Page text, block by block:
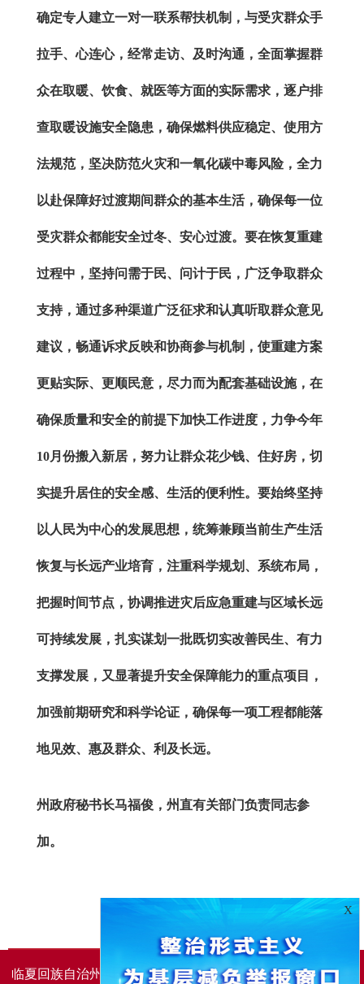
确定专人建立一对一联系帮扶机制，与受灾群众手
拉手、心连心，经常走访、及时沟通，全面掌握群
众在取暖、饮食、就医等方面的实际需求，逐户排
查取暖设施安全隐患，确保燃料供应稳定、使用方
法规范，坚决防范火灾和一氧化碳中毒风险，全力
以赴保障好过渡期间群众的基本生活，确保每一位
受灾群众都能安全过冬、安心过渡。 要在恢复重建
过程中，坚持问需于民、问计于民，广泛争取群众
支持，通过多种渠道广泛征求和认真听取群众意见
建议，畅通诉求反映和协商参与机制，使重建方案
更贴实际、更顺民意，尽力而为配套基础设施，在
确保质量和安全的前提下加快工作进度，力争今年
10月份搬入新居，努力让群众花少钱、住好房，切
实提升居住的安全感、生活的便利性。 要始终坚持
以人民为中心的发展思想，统筹兼顾当前生产生活
恢复与长远产业培育，注重科学规划、系统布局，
把握时间节点，协调推进灾后应急重建与区域长远
可持续发展，扎实谋划一批既切实改善民生、有力
支撑发展，又显著提升安全保障能力的重点项目，
加强前期研究和科学论证，确保每一项工程都能落
地见效、惠及群众、利及长远。
州政府秘书长马福俊，州直有关部门负责同志参
加。
临夏回族自治州人民政府办公室主办 临夏回族自治州人民政
X